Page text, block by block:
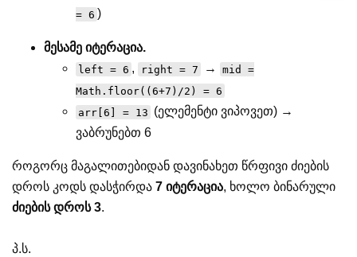
= 6 )
მესამე იტერაცია.
left = 6 , right = 7 →
mid =
Math.floor((6+7)/2) = 6
arr[6] = 13 (ელემენტი ვიპოვეთ) →
ვაბრუნებთ 6
როგორც მაგალითებიდან დავინახეთ წრფივი ძიების
დროს კოდს დასჭირდა 7 იტერაცია, ხოლო ბინარული
ძიების დროს 3.
პ.ს.